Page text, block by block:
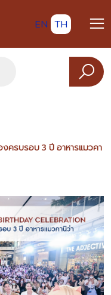
EN TH
ครบรอบ 3 ปี อาหารแมวคา